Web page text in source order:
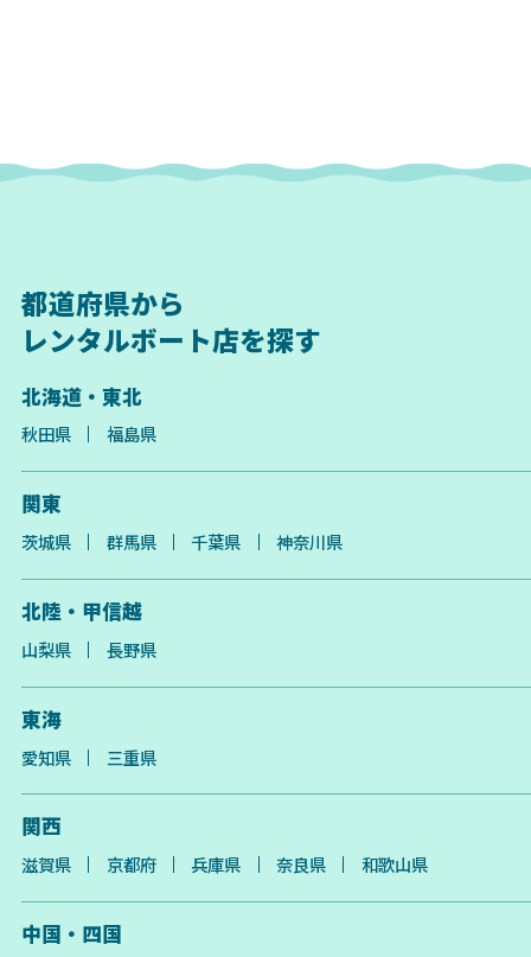
都道府県から
レンタルボート店を探す
北海道・東北
秋田県 福島県
関東
茨城県 群馬県 千葉県 神奈川県
北陸・甲信越
山梨県 長野県
東海
愛知県 三重県
関西
滋賀県 京都府 兵庫県 奈良県 和歌山県
中国・四国